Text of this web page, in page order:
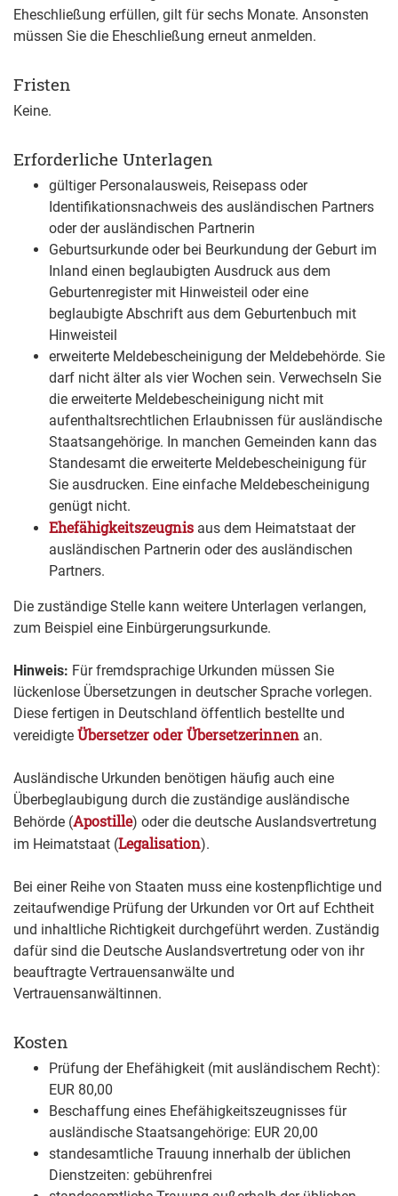
Eheschließung erfüllen, gilt für sechs Monate. Ansonsten
müssen Sie die Eheschließung erneut anmelden.
Fristen
Keine.
Erforderliche Unterlagen
gültiger Personalausweis, Reisepass oder
Identifikationsnachweis des ausländischen Partners
oder der ausländischen Partnerin
Geburtsurkunde oder bei Beurkundung der Geburt im
Inland einen beglaubigten Ausdruck aus dem
Geburtenregister mit Hinweisteil oder eine
beglaubigte Abschrift aus dem Geburtenbuch mit
Hinweisteil
erweiterte Meldebescheinigung der Meldebehörde. Sie
darf nicht älter als vier Wochen sein. Verwechseln Sie
die erweiterte Meldebescheinigung nicht mit
aufenthaltsrechtlichen Erlaubnissen für ausländische
Staatsangehörige. In manchen Gemeinden kann das
Standesamt die erweiterte Meldebescheinigung für
Sie ausdrucken. Eine einfache Meldebescheinigung
genügt nicht.
Ehefähigkeitszeugnis aus dem Heimatstaat der
ausländischen Partnerin oder des ausländischen
Partners.
Die zuständige Stelle kann weitere Unterlagen verlangen,
zum Beispiel eine Einbürgerungsurkunde.
Hinweis: Für fremdsprachige Urkunden müssen Sie
lückenlose Übersetzungen in deutscher Sprache vorlegen.
Diese fertigen in Deutschland öffentlich bestellte und
vereidigte Übersetzer oder Übersetzerinnen an.
Ausländische Urkunden benötigen häufig auch eine
Überbeglaubigung durch die zuständige ausländische
Behörde (Apostille) oder die deutsche Auslandsvertretung
im Heimatstaat (Legalisation).
Bei einer Reihe von Staaten muss eine kostenpflichtige und
zeitaufwendige Prüfung der Urkunden vor Ort auf Echtheit
und inhaltliche Richtigkeit durchgeführt werden. Zuständig
dafür sind die Deutsche Auslandsvertretung oder von ihr
beauftragte Vertrauensanwälte und
Vertrauensanwältinnen.
Kosten
Prüfung der Ehefähigkeit (mit ausländischem Recht):
EUR 80,00
Beschaffung eines Ehefähigkeitszeugnisses für
ausländische Staatsangehörige: EUR 20,00
standesamtliche Trauung innerhalb der üblichen
Dienstzeiten: gebührenfrei